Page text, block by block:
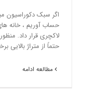
اگر سبک دکوراسیون
حساب آوریم ، خانه
لاکچری قرار داد.
حتماً از متراژ بالایی
مطالعه ادامه